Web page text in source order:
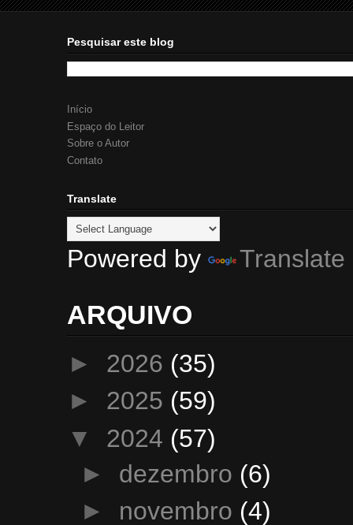
Pesquisar este blog
Início
Espaço do Leitor
Sobre o Autor
Contato
Translate
Powered by Translate
ARQUIVO
► 2026 (35)
► 2025 (59)
▼ 2024 (57)
► dezembro (6)
► novembro (4)